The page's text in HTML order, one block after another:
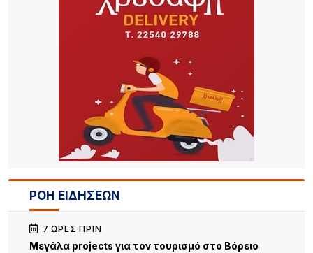
ΡΟΗ ΕΙΔΗΣΕΩΝ
7 ΏΡΕΣ ΠΡΙΝ
Μεγάλα projects για τον τουρισμό στο Βόρειο